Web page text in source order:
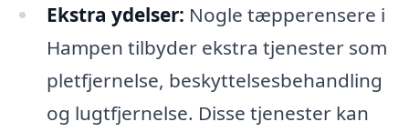
Ekstra ydelser: Nogle tæpperensere i
Hampen tilbyder ekstra tjenester som
pletfjernelse, beskyttelsesbehandling
og lugtfjernelse. Disse tjenester kan